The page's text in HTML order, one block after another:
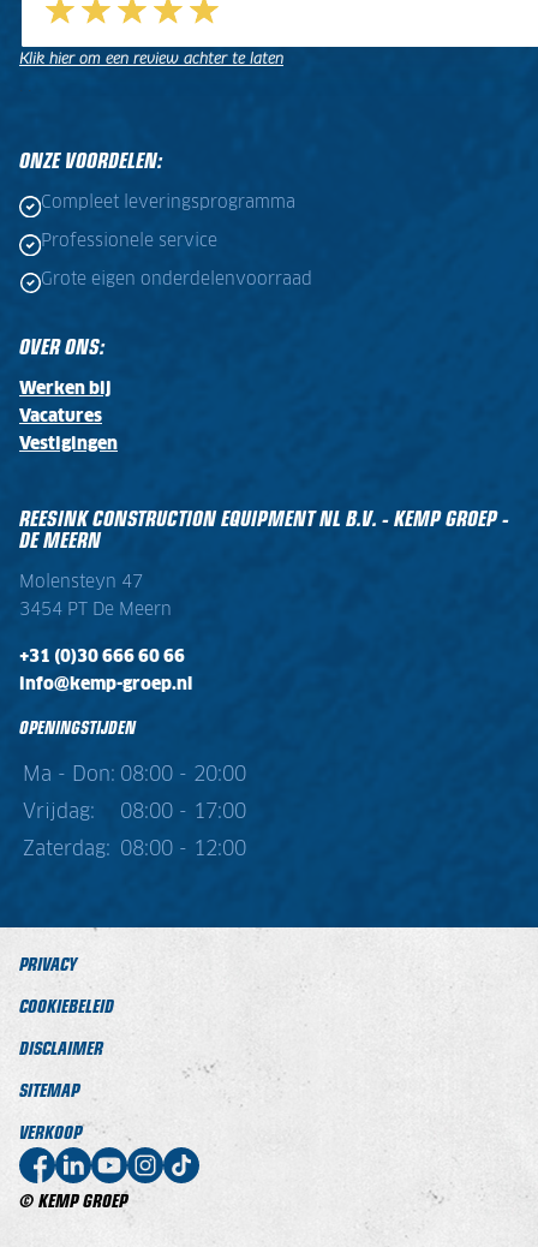
Klik hier om een review achter te laten
. .
ONZE VOORDELEN:
Compleet leveringsprogramma
Professionele service
Grote eigen onderdelenvoorraad
OVER ONS:
Werken bij
Vacatures
Vestigingen
REESINK CONSTRUCTION EQUIPMENT NL B.V. - KEMP GROEP -
DE MEERN
Molensteyn 47
3454 PT De Meern
+31 (0)30 666 60 66
info@kemp-groep.nl
OPENINGSTIJDEN
Ma - Don: 08:00 - 20:00
Vrijdag:
08:00 - 17:00
Zaterdag:
08:00 - 12:00
© KEMP GROEP
PRIVACY
COOKIEBELEID
DISCLAIMER
SITEMAP
VERKOOP